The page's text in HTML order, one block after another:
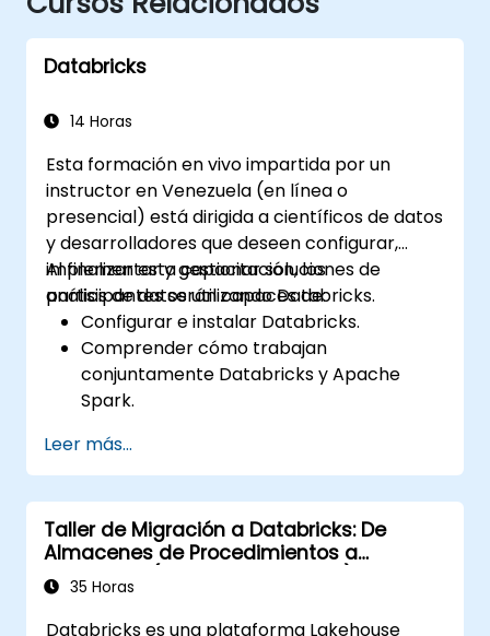
Databricks
14 Horas
Esta formación en vivo impartida por un
instructor en Venezuela (en línea o
presencial) está dirigida a científicos de datos
y desarrolladores que deseen configurar,
implementar y gestionar soluciones de
análisis de datos utilizando Databricks.
Al finalizar esta capacitación, los
participantes serán capaces de:
Configurar e instalar Databricks.
Comprender cómo trabajan
conjuntamente Databricks y Apache
Spark.
en Databricks.
Leer más...
Taller de Migración a Databricks: De
Almacenes de Procedimientos a
Lakehouse (Intensivo de 5 días)
35 Horas
Databricks es una plataforma Lakehouse